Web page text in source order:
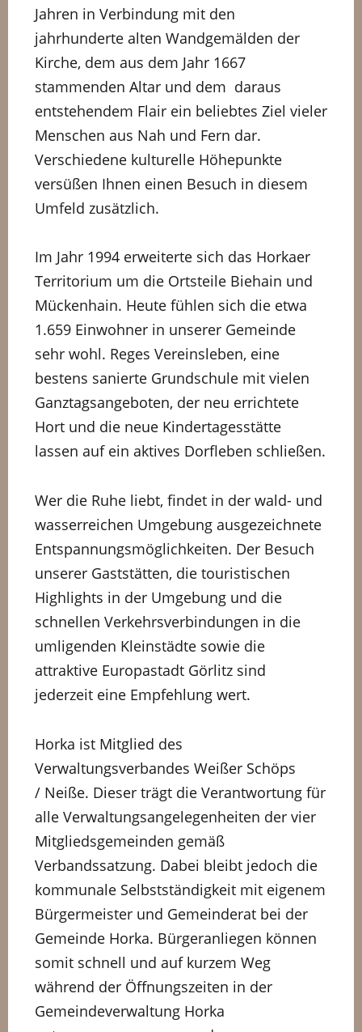
Jahren in Verbindung mit den
jahrhunderte alten Wandgemälden der
Kirche, dem aus dem Jahr 1667
stammenden Altar und dem daraus
entstehendem Flair ein beliebtes Ziel vieler
Menschen aus Nah und Fern dar.
Verschiedene kulturelle Höhepunkte
versüßen Ihnen einen Besuch in diesem
Umfeld zusätzlich.
Im Jahr 1994 erweiterte sich das Horkaer
Territorium um die Ortsteile Biehain und
Mückenhain. Heute fühlen sich die etwa
1.659 Einwohner in unserer Gemeinde
sehr wohl. Reges Vereinsleben, eine
bestens sanierte Grundschule mit vielen
Ganztagsangeboten, der neu errichtete
Hort und die neue Kindertagesstätte
lassen auf ein aktives Dorfleben schließen.
Wer die Ruhe liebt, findet in der wald- und
wasserreichen Umgebung ausgezeichnete
Entspannungsmöglichkeiten. Der Besuch
unserer Gaststätten, die touristischen
Highlights in der Umgebung und die
schnellen Verkehrsverbindungen in die
umligenden Kleinstädte sowie die
attraktive Europastadt Görlitz sind
jederzeit eine Empfehlung wert.
Horka ist Mitglied des
Verwaltungsverbandes Weißer Schöps
/ Neiße. Dieser trägt die Verantwortung für
alle Verwaltungsangelegenheiten der vier
Mitgliedsgemeinden gemäß
Verbandssatzung. Dabei bleibt jedoch die
kommunale Selbstständigkeit mit eigenem
Bürgermeister und Gemeinderat bei der
Gemeinde Horka. Bürgeranliegen können
somit schnell und auf kurzem Weg
während der Öffnungszeiten in der
Gemeindeverwaltung Horka